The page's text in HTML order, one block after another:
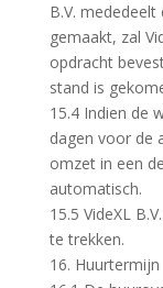
B.V.
gemaakt, zal
opdracht
stand is
15.4 Indien de
dagen voor de
omzet in een
automatisch.
15.5 VideXL
te trekken.
16. Huurtermijn